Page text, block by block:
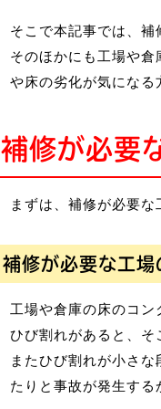
そこで本記事では、
そのほかにも工場や
や床の劣化が気になる
補修が必要
まずは、補修が必要な
補修が必要な工
工場や倉庫の床のコ
ひび割れがあると、
またひび割れが小さ
たりと事故が発生する